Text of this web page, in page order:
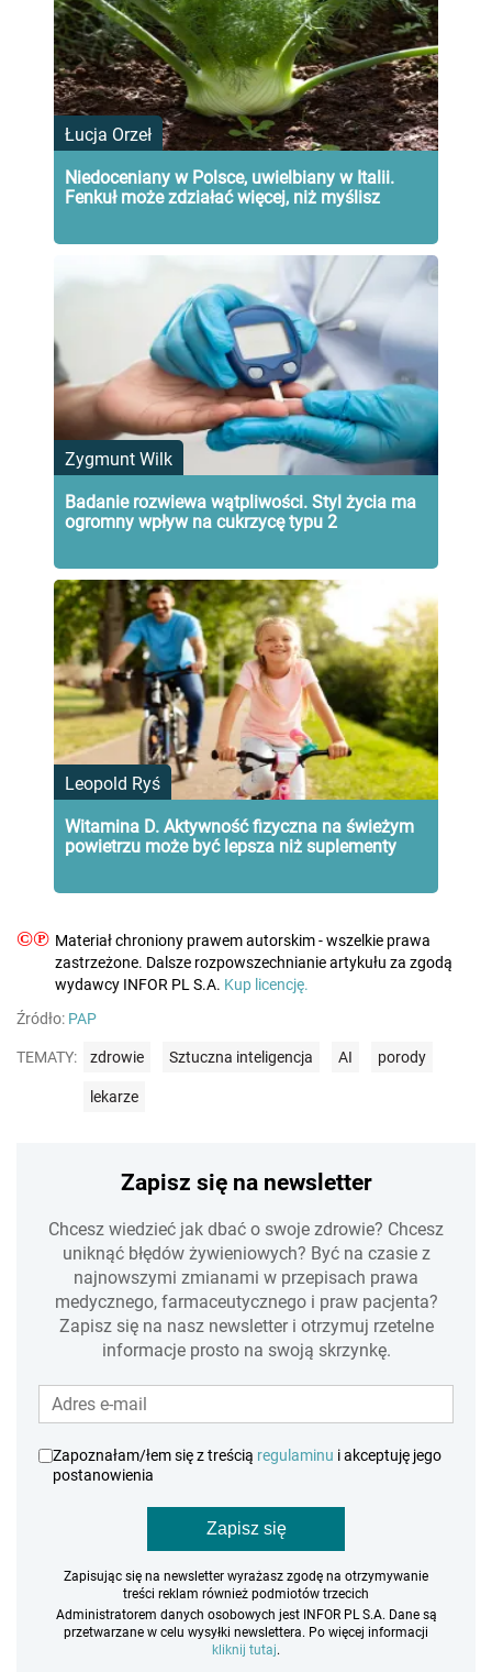
Łucja Orzeł
Niedoceniany w Polsce, uwielbiany w Italii.
Fenkuł może zdziałać więcej, niż myślisz
Zygmunt Wilk
Badanie rozwiewa wątpliwości. Styl życia ma
ogromny wpływ na cukrzycę typu 2
Leopold Ryś
Witamina D. Aktywność fizyczna na świeżym
powietrzu może być lepsza niż suplementy
©℗ Materiał chroniony prawem autorskim - wszelkie prawa
zastrzeżone. Dalsze rozpowszechnianie artykułu za zgodą
wydawcy INFOR PL S.A. Kup licencję.
Źródło: PAP
TEMATY: zdrowie Sztuczna inteligencja AI porody
lekarze
Zapisz się na newsletter
Chcesz wiedzieć jak dbać o swoje zdrowie? Chcesz
uniknąć błędów żywieniowych? Być na czasie z
najnowszymi zmianami w przepisach prawa
medycznego, farmaceutycznego i praw pacjenta?
Zapisz się na nasz newsletter i otrzymuj rzetelne
informacje prosto na swoją skrzynkę.
Zapoznałam/łem się z treścią regulaminu i akceptuję jego
postanowienia
Zapisz się
Zapisując się na newsletter wyrażasz zgodę na otrzymywanie
treści reklam również podmiotów trzecich
Administratorem danych osobowych jest INFOR PL S.A. Dane są
przetwarzane w celu wysyłki newslettera. Po więcej informacji
kliknij tutaj.